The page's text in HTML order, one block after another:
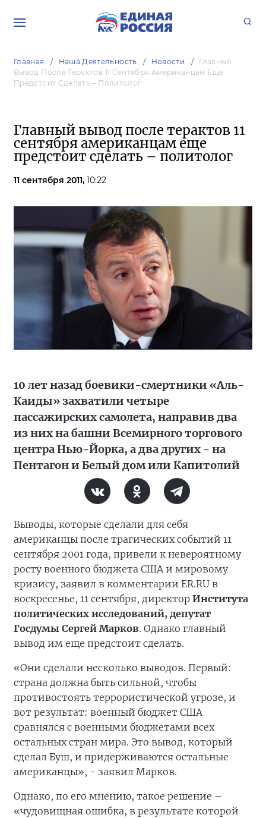
Главная Наша Деятельность Новости
Главный
Вывод После Терактов 11 Сентября Американцам Еще
Предстоит Сделать – Политолог
Главный вывод после терактов 11
сентября американцам еще
предстоит сделать – политолог
11 сентября 2011, 10:22
10 лет назад боевики-смертники «Аль-
Каиды» захватили четыре
пассажирских самолета, направив два
из них на башни Всемирного торгового
центра Нью-Йорка, а два других - на
Пентагон и Белый дом или Капитолий
Выводы, которые сделали для себя
американцы после трагических событий 11
сентября 2001 года, привели к невероятному
росту военного бюджета США и мировому
кризису, заявил в комментарии ER.RU в
воскресенье, 11 сентября, директор Института
политических исследований, депутат
Госдумы Сергей Марков. Однако главный
вывод им еще предстоит сделать.
«Они сделали несколько выводов. Первый:
страна должна быть сильной, чтобы
противостоять террористической угрозе, и
вот результат: военный бюджет США
сравнялся с военными бюджетами всех
остальных стран мира. Это вывод, который
сделал Буш, и придерживаются остальные
американцы», - заявил Марков.
Однако, по его мнению, такое решение –
«чудовищная ошибка, в результате которой